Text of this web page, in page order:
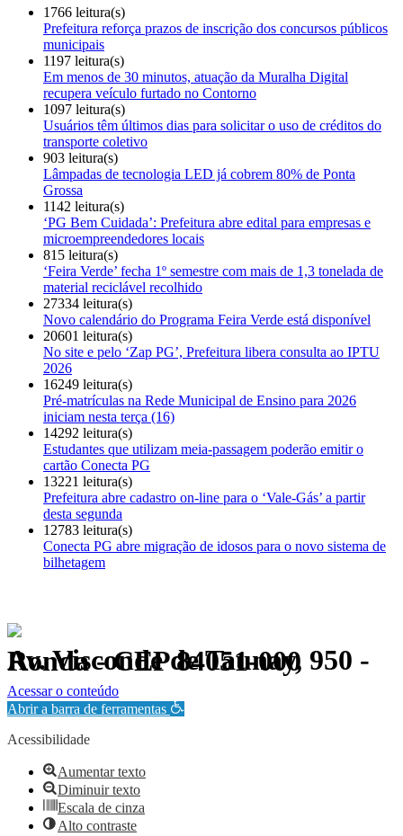
1766 leitura(s)
Prefeitura reforça prazos de inscrição dos concursos públicos
municipais
1197 leitura(s)
Em menos de 30 minutos, atuação da Muralha Digital
recupera veículo furtado no Contorno
1097 leitura(s)
Usuários têm últimos dias para solicitar o uso de créditos do
transporte coletivo
903 leitura(s)
Lâmpadas de tecnologia LED já cobrem 80% de Ponta
Grossa
1142 leitura(s)
‘PG Bem Cuidada’: Prefeitura abre edital para empresas e
microempreendedores locais
815 leitura(s)
‘Feira Verde’ fecha 1º semestre com mais de 1,3 tonelada de
material reciclável recolhido
27334 leitura(s)
Novo calendário do Programa Feira Verde está disponível
20601 leitura(s)
No site e pelo ‘Zap PG’, Prefeitura libera consulta ao IPTU
2026
16249 leitura(s)
Pré-matrículas na Rede Municipal de Ensino para 2026
iniciam nesta terça (16)
14292 leitura(s)
Estudantes que utilizam meia-passagem poderão emitir o
cartão Conecta PG
13221 leitura(s)
Prefeitura abre cadastro on-line para o ‘Vale-Gás’ a partir
desta segunda
12783 leitura(s)
Conecta PG abre migração de idosos para o novo sistema de
bilhetagem
Av. Visconde de Taunay, 950 - Ronda - CEP 84051-000
Política de Privacidade.
Acessar o conteúdo
Abrir a barra de ferramentas
Acessibilidade
Aumentar texto
Diminuir texto
Escala de cinza
Alto contraste